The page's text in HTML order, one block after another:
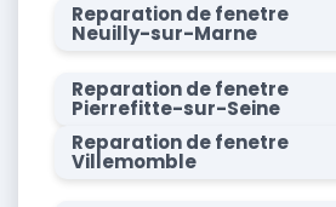
Reparation de fenetre
Neuilly-sur-Marne
Reparation de fenetre
Pierrefitte-sur-Seine
Reparation de fenetre
Villemomble